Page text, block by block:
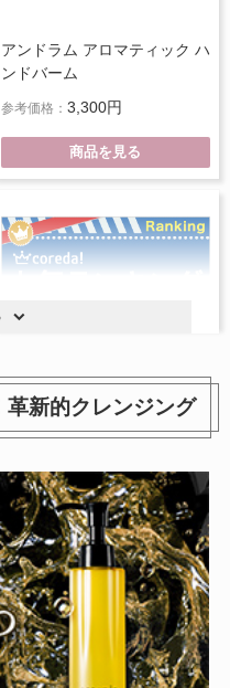
アンドラム アロマティック ハ
ンドバーム
参考価格： 3,300円
商品を見る
ラベンダー ハンドクリーム
商品を見る
革新的クレンジング